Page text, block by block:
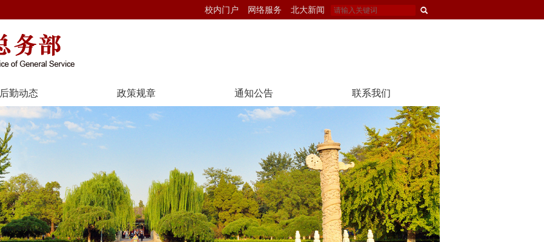
校内门户 网络服务 北大新闻
后勤动态 政策规章 通知公告 联系我们